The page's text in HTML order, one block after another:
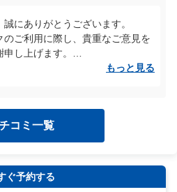
がたかったです。
く、1人なのに心配だったハーネス
から行った子どもたちも声かけし
す。
た人がわかるようになっていると
にありがとうございます。
のご利用に際し、貴重なご意見を
し上げます。
でした。
の流れ、また待機場所のご案内が
、混乱を招いてしまいましたこ
案内表示や待機列の明確化など、
すい導線づくりについて、今後
もっと見る
コミ一覧
ぐ予約する